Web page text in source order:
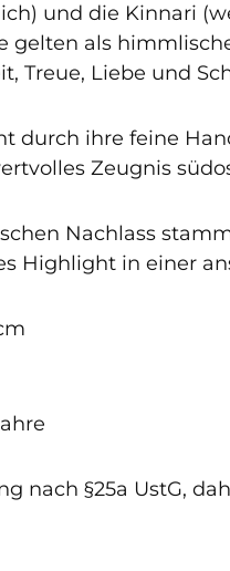
und die Kinnari
gelten als
Treue, Liebe und
durch ihre feine
Zeugnis
Nachlass
Highlight in einer
nach §25a UstG,